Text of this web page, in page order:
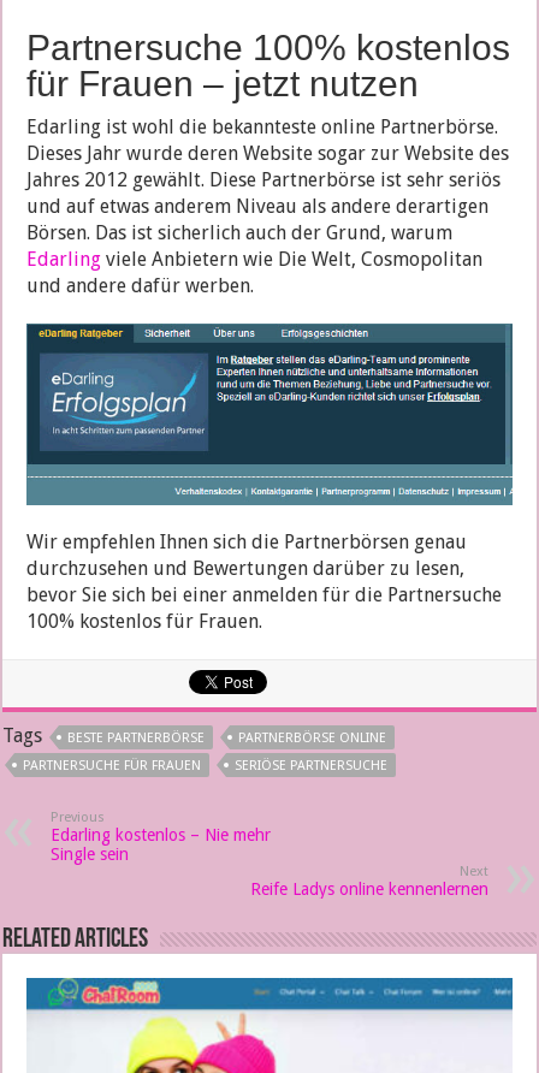
Partnersuche 100% kostenlos
für Frauen – jetzt nutzen
Edarling ist wohl die bekannteste online Partnerbörse.
Dieses Jahr wurde deren Website sogar zur Website des
Jahres 2012 gewählt. Diese Partnerbörse ist sehr seriös
und auf etwas anderem Niveau als andere derartigen
Börsen. Das ist sicherlich auch der Grund, warum
Edarling viele Anbietern wie Die Welt, Cosmopolitan
und andere dafür werben.
Wir empfehlen Ihnen sich die Partnerbörsen genau
durchzusehen und Bewertungen darüber zu lesen,
bevor Sie sich bei einer anmelden für die Partnersuche
100% kostenlos für Frauen.
Tags BESTE PARTNERBÖRSE
PARTNERBÖRSE ONLINE
PARTNERSUCHE FÜR FRAUEN
SERIÖSE PARTNERSUCHE
Previous
Edarling kostenlos – Nie mehr
Single sein
Next
Reife Ladys online kennenlernen
Related Articles